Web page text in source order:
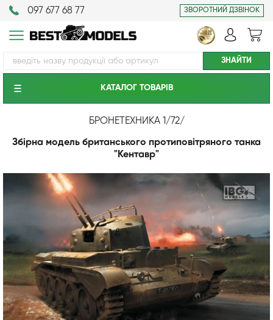
097 677 68 77 ЗВОРОТНИЙ ДЗВІНОК
КАТАЛОГ ТОВАРIВ
БРОНЕТЕХНИКА 1/72/
Збірна модель британського протиповітряного танка
"Кентавр"